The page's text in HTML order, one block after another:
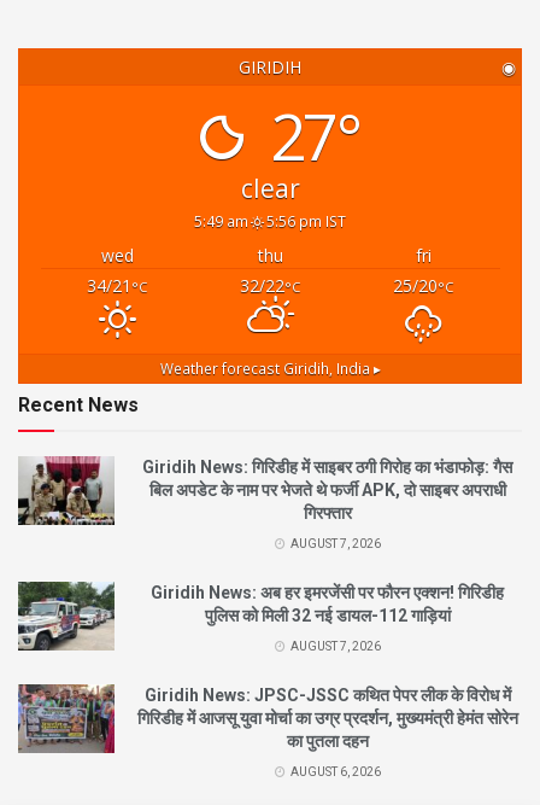
GIRIDIH ◉
27°
clear
5:49 am 5:56 pm IST
wed thu
fri
34/21 °C 32/22°C 25/20°C
Weather forecast Giridih, India ▸
Recent News
Giridih News: गिरिडीह में साइबर ठगी गिरोह का भंडाफोड़: गैस
बिल अपडेट के नाम पर भेजते थे फर्जी APK, दो साइबर अपराधी
गिरफ्तार
AUGUST 7, 2026
Giridih News: अब हर इमरजेंसी पर फौरन एक्शन! गिरिडीह
पुलिस को मिली 32 नई डायल-112 गाड़ियां
AUGUST 7, 2026
Giridih News: JPSC-JSSC कथित पेपर लीक के विरोध में
गिरिडीह में आजसू युवा मोर्चा का उग्र प्रदर्शन, मुख्यमंत्री हेमंत सोरेन
का पुतला दहन
AUGUST 6, 2026